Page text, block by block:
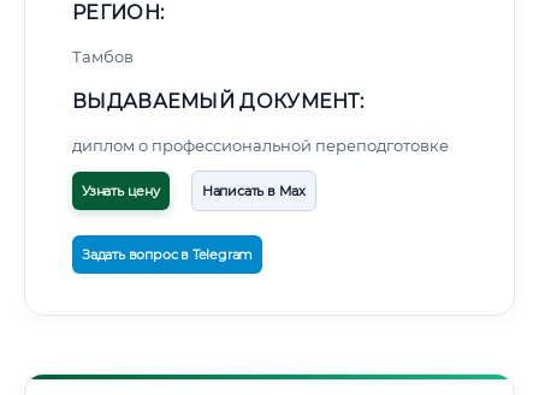
РЕГИОН:
Тамбов
ВЫДАВАЕМЫЙ ДОКУМЕНТ:
диплом о профессиональной переподготовке
Узнать цену Написать в Max
Задать вопрос в Telegram